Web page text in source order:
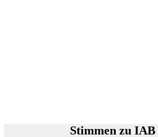
Stimmen zu IAB